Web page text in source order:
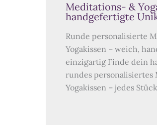
Meditations- &
handgefertigte
Runde personalisierte
Yogakissen – weich,
einzigartig Finde dein
rundes
Yogakissen – jedes